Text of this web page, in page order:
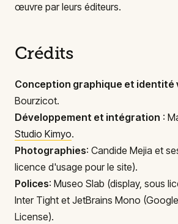
œuvre par leurs éditeurs.
Crédits
Conception graphique et identité
Bourzicot.
Développement et intégration :
Studio Kimyo.
Photographies: Candide Mejia et
licence d'usage pour le site).
Polices: Museo Slab (display, sous
Inter Tight et JetBrains Mono
License).